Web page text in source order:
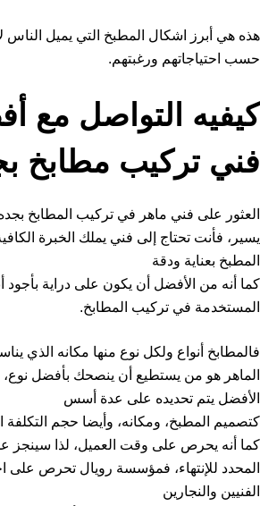
هذه هي أبرز اشكال المطبخ التي يميل الناس
حسب احتياجاتهم ورغبتهم.
كيفيه التواصل مع
فني تركيب مطابخ
العثور على فني ماهر في تركيب المطابخ
يسير، فأنت تحتاج إلى فني يملك الخبرة
المطبخ بعناية ودقة
كما أنه من الأفضل أن يكون على دراية بأجود
المستخدمة في تركيب المطابخ.
فالمطابخ أنواع ولكل نوع منها مكانه الذي
الماهر هو من يستطيع أن ينصحك بأفضل نوع،
الأفضل يتم تحديده على عدة أسس
كتصميم المطبخ، ومكانه، وأيضا حجم التكلفة
كما أنه يحرص على وقت العميل، لذا سينجز
المحدد للإنتهاء، فمؤسسة رويال تحرص على
الفنيين والنجارين